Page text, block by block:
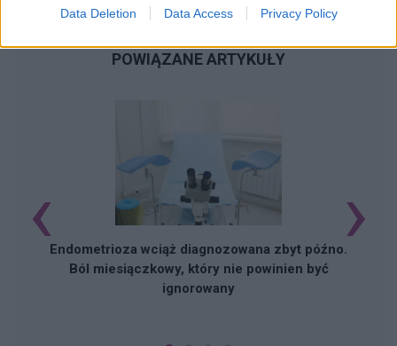
Data Deletion Data Access Privacy Policy
POWIĄZANE ARTYKUŁY
Endometrioza wciąż diagnozowana zbyt późno.
Ból miesiączkowy, który nie powinien być
ignorowany
‹ ›